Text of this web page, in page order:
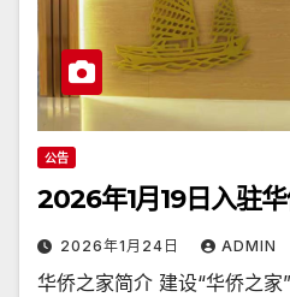
公告
2026年1月19日入驻
2026年1月24日 ADMIN
华侨之家简介 建设“华侨之